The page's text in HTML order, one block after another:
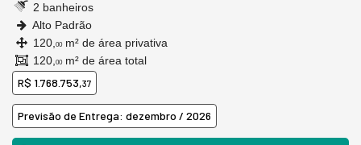
2 banheiros
Alto Padrão
120, 00 m² de área privativa
120, 00 m² de área total
R$ 1.768.753,37
Previsão de Entrega: dezembro / 2026